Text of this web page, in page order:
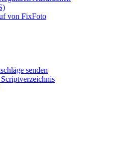
von FixFoto
senden